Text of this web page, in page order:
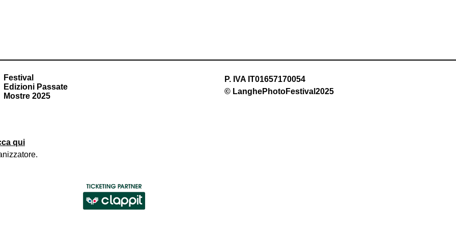
Festival
Edizioni Passate
Mostre 2025
P. IVA IT01657170054
© LanghePhotoFestival2025
qui
.